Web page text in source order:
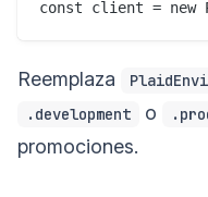
Reemplaza
.development o
promociones.